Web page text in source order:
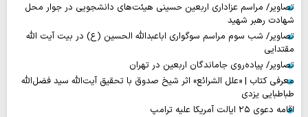
تصاویر/ مراسم عزاداری اربعین حسینی هیئت‌های دانشجویی در جوار محل
شهادت رهبر شهید
تصاویر/ شب سوم مراسم سوگواری اباعبدالله الحسین (ع) در بیت آیت الله
مقتدایی
تصاویر/ پیاده‌روی جاماندگان اربعین در تهران
معرفی کتاب | «علل الشرائع» اثر شیخ صدوق با تحقیق آیت‌الله سید فضل‌الله
طباطبایی یزدی
اقامه دعوی ۲۵ ایالت آمریکا علیه ترامپ